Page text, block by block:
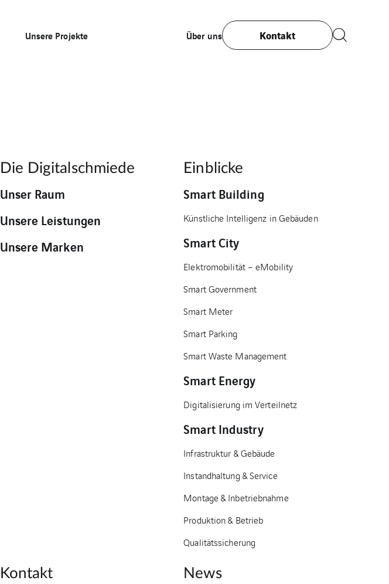
Unsere Projekte Über uns Kontakt
Die Digitalschmiede
Unser Raum
Unsere Leistungen
Unsere Marken
Einblicke
Smart Building
Künstliche Intelligenz in Gebäuden
Smart City
Elektromobilität – eMobility
Smart Government
Smart Meter
Smart Parking
Smart Waste Management
Smart Energy
Digitalisierung im Verteilnetz
Smart Industry
Infrastruktur & Gebäude
Instandhaltung & Service
Montage & Inbetriebnahme
Produktion & Betrieb
Qualitätssicherung
Kontakt News